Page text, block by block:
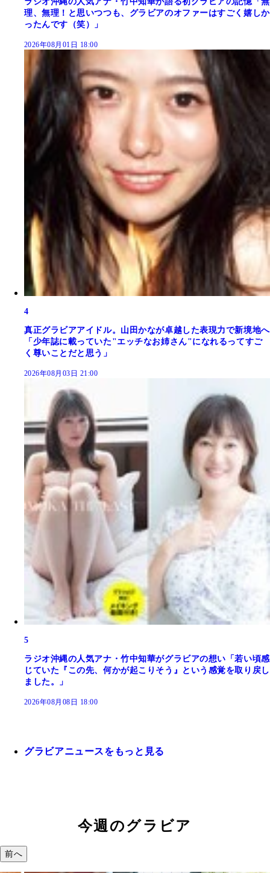
理、無理！と思いつつも、グラビアのオファーはすごく嬉しか
ったんです（笑）」
2026年08月01日 18:00
4
真正グラビアアイドル。山田かなが卓越した表現力で新境地へ
「少年誌に載っていた"エッチなお姉さん"になれるってすご
く尊いことだと思う」
2026年08月03日 21:00
5
ラジオ沖縄の人気アナ・竹中知華がグラビアの想い「若い頃感
じていた『この先、何かが起こりそう』という感覚を取り戻し
ました。」
2026年08月08日 18:00
グラビアニュースをもっと見る
今週のグラビア
前へ